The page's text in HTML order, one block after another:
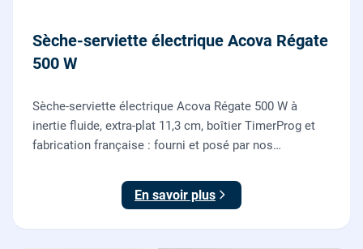
Sèche-serviette électrique Acova Régate
500 W
Sèche-serviette électrique Acova Régate 500 W à
inertie fluide, extra-plat 11,3 cm, boîtier TimerProg et
fabrication française : fourni et posé par nos
En savoir plus